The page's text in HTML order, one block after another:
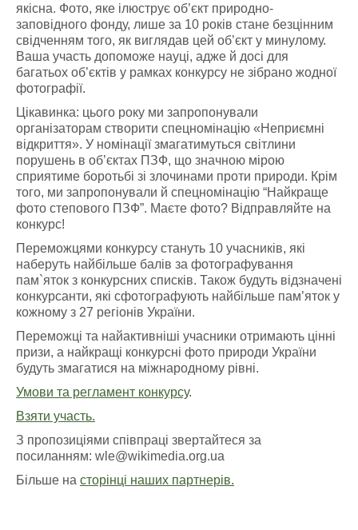
якісна. Фото, яке ілюструє об’єкт природно-
заповідного фонду, лише за 10 років стане безцінним
свідченням того, як виглядав цей об’єкт у минулому.
Ваша участь допоможе науці, адже й досі для
багатьох об’єктів у рамках конкурсу не зібрано жодної
фотографії.
Цікавинка: цього року ми запропонували
організаторам створити спецномінацію «Неприємні
відкриття». У номінації змагатимуться світлини
порушень в об’єктах ПЗФ, що значною мірою
сприятиме боротьбі зі злочинами проти природи. Крім
того, ми запропонували й спецномінацію “Найкраще
фото степового ПЗФ”. Маєте фото? Відправляйте на
конкурс!
Переможцями конкурсу стануть 10 учасників, які
наберуть найбільше балів за фотографування
пам`яток з конкурсних списків. Також будуть відзначені
конкурсанти, які сфотографують найбільше пам’яток у
кожному з 27 регіонів України.
Переможці та найактивніші учасники отримають цінні
призи, а найкращі конкурсні фото природи України
будуть змагатися на міжнародному рівні.
Умови та регламент конкурсу.
Взяти участь.
З пропозиціями співпраці звертайтеся за
посиланням: wle@wikimedia.org.ua
Більше на сторінці наших партнерів.